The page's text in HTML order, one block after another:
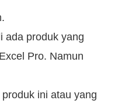
ada produk yang
Pro. Namun
ini atau yang